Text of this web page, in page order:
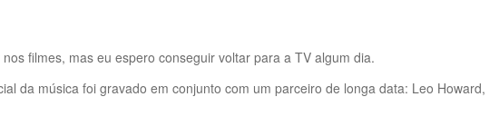
filmes, mas eu espero conseguir voltar para a TV algum dia.
da música foi gravado em conjunto com um parceiro de longa data: Leo Howard,